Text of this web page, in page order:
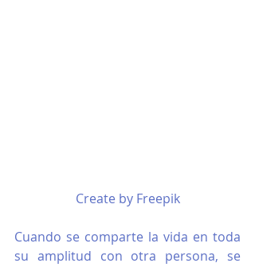
Create by Freepik
Cuando se comparte la vida en toda
su amplitud con otra persona, se